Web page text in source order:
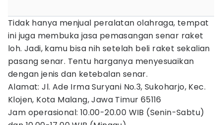
Tidak hanya menjual peralatan olahraga, tempat
ini juga membuka jasa pemasangan senar raket
loh. Jadi, kamu bisa nih setelah beli raket sekalian
pasang senar. Tentu harganya menyesuaikan
dengan jenis dan ketebalan senar.
Alamat: Jl. Ade Irma Suryani No.3, Sukoharjo, Kec.
Klojen, Kota Malang, Jawa Timur 65116
Jam operasional: 10.00-20.00 WIB (Senin-Sabtu)